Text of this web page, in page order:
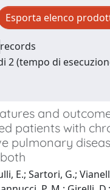
Esporta elenco
records
2 (tempo di
and
patients with
pulmonary
E.; Sartori, G.;